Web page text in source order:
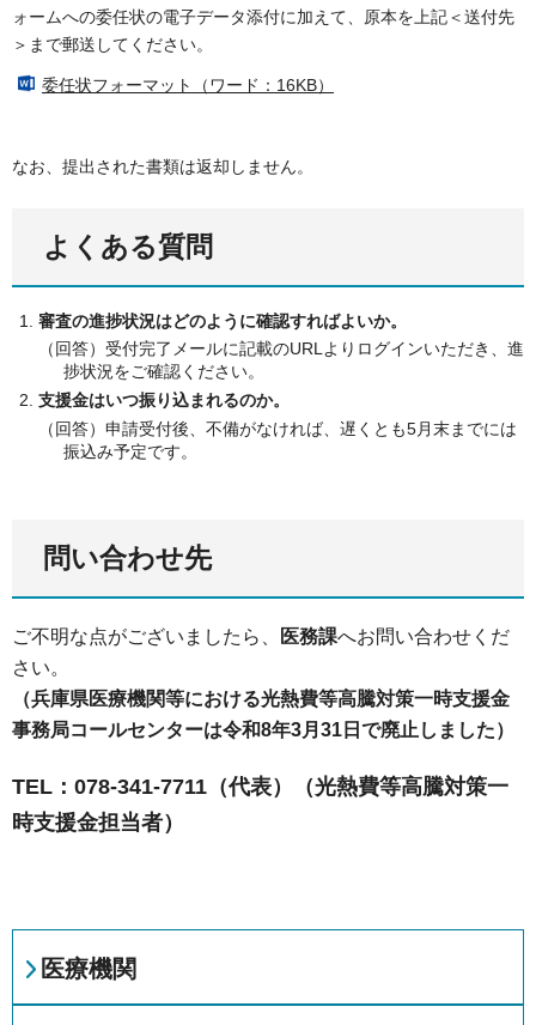
ォームへの委任状の電子データ添付に加えて、原本を上記＜送付先
＞まで郵送してください。
委任状フォーマット（ワード：16KB）
なお、提出された書類は返却しません。
よくある質問
審査の進捗状況はどのように確認すればよいか。
（回答）受付完了メールに記載のURLよりログインいただき、進
捗状況をご確認ください。
支援金はいつ振り込まれるのか。
（回答）申請受付後、不備がなければ、遅くとも5月末までには
振込み予定です。
問い合わせ先
ご不明な点がございましたら、 医務課へお問い合わせくだ
さい。
（兵庫県医療機関等における光熱費等高騰対策一時支援金
事務局コールセンターは令和8年3月31日で廃止しました）
TEL：078-341-7711（代表）（光熱費等高騰対策一
時支援金担当者）
医療機関